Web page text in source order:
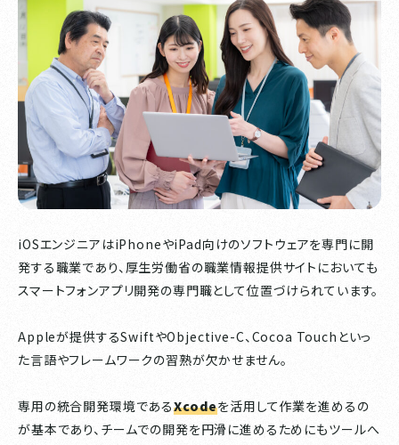
iOSエンジニアはiPhoneやiPad向けのソフトウェアを専門に開
発する職業であり、厚生労働省の職業情報提供サイトにおいても
スマートフォンアプリ開発の専門職として位置づけられています。
Appleが提供するSwiftやObjective-C、Cocoa Touchといっ
た言語やフレームワークの習熟が欠かせません。
専用の統合開発環境であるXcodeを活用して作業を進めるの
が基本であり、チームでの開発を円滑に進めるためにもツールへ